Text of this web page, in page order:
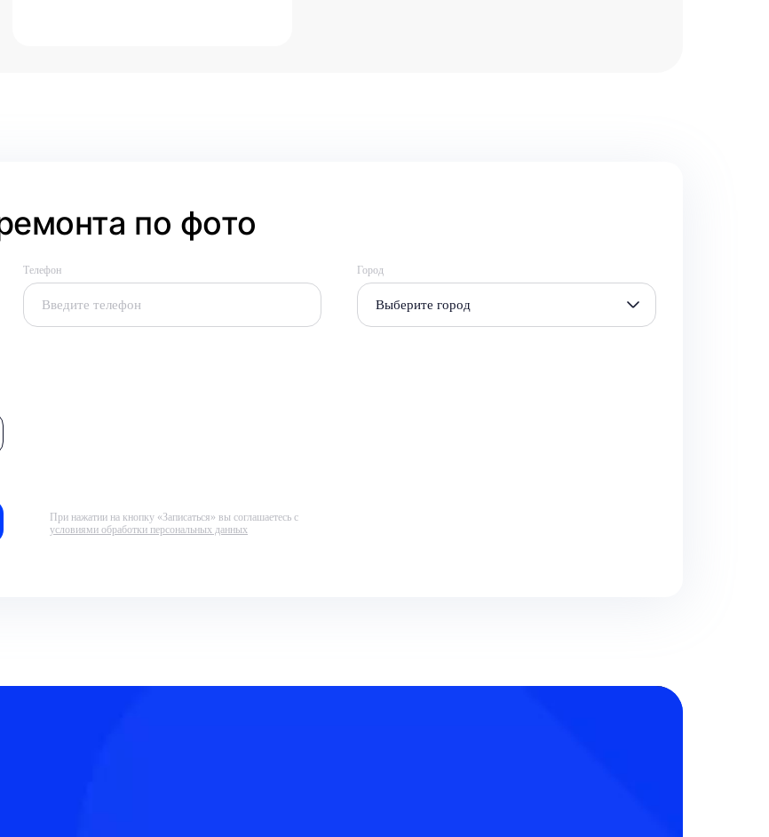
по фото
Телефон Город
Выберите город
При нажатии на кнопку «Записаться» вы соглашаетесь с
условиями обработки персональных данных